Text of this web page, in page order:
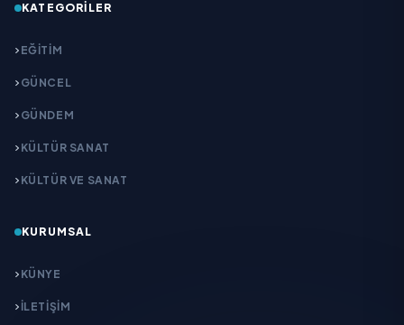
KATEGORILER
EĞITIM
GÜNCEL
GÜNDEM
KÜLTÜR SANAT
KÜLTÜR VE SANAT
KURUMSAL
KÜNYE
İLETIŞIM